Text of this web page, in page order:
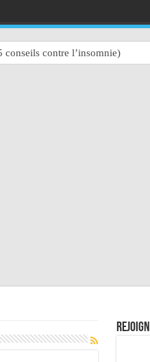
contre l’insomnie)